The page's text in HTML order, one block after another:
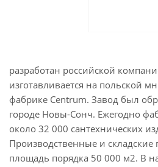
разработан российской
изготавливается на польской
фабрике Centrum. Завод был
городе Новы-Сонч. Ежегодно
около 32 000 сантехнических
Производственные и
площадь порядка 50 000 м2. В